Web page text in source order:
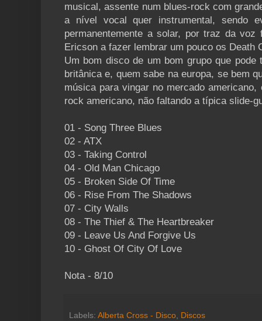
musical, assente num blues-rock com
a nível vocal quer instrumental, sendo
permanentemente a solar, por traz da
Ericson a fazer lembrar um pouco os Death
Um bom disco de um bom grupo que
britânica e, quem sabe na europa, se bem
música para vingar no mercado
rock americano, não faltando a típica slide-
01 - Song Three Blues
02 - ATX
03 - Taking Control
04 - Old Man Chicago
05 - Broken Side Of Time
06 - Rise From The Shadows
07 - City Walls
08 - The Thief & The Heartbreaker
09 - Leave Us And Forgive Us
10 - Ghost Of City Of Love
Nota - 8/10
Labels: Alberta Cross - Disco, Discos